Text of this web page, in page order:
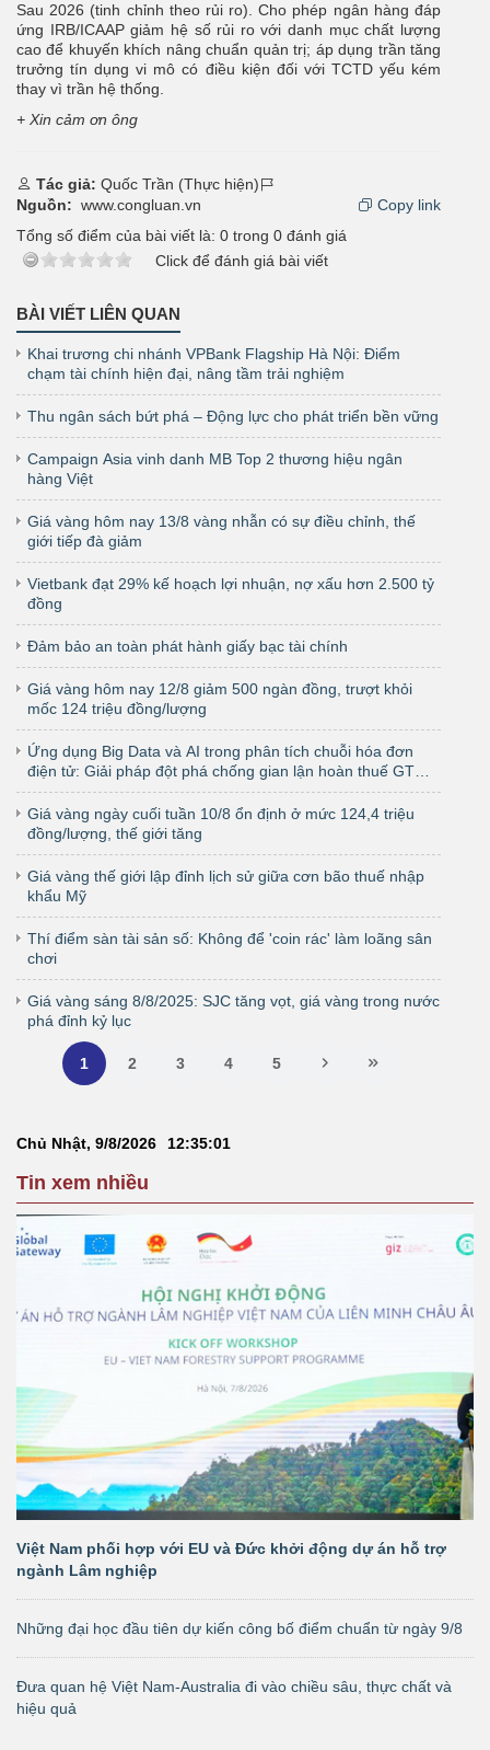
Sau 2026 (tinh chỉnh theo rủi ro). Cho phép ngân hàng đáp
ứng IRB/ICAAP giảm hệ số rủi ro với danh mục chất lượng
cao để khuyến khích nâng chuẩn quản trị; áp dụng trần tăng
trưởng tín dụng vi mô có điều kiện đối với TCTD yếu kém
thay vì trần hệ thống.
+ Xin cảm ơn ông
Tác giả: Quốc Trần (Thực hiện)
Nguồn: www.congluan.vn
Copy link
Tổng số điểm của bài viết là: 0 trong 0 đánh giá
Click để đánh giá bài viết
BÀI VIẾT LIÊN QUAN
Khai trương chi nhánh VPBank Flagship Hà Nội: Điểm
chạm tài chính hiện đại, nâng tầm trải nghiệm
Thu ngân sách bứt phá – Động lực cho phát triển bền vững
Campaign Asia vinh danh MB Top 2 thương hiệu ngân
hàng Việt
Giá vàng hôm nay 13/8 vàng nhẫn có sự điều chỉnh, thế
giới tiếp đà giảm
Vietbank đạt 29% kế hoạch lợi nhuận, nợ xấu hơn 2.500 tỷ
đồng
Đảm bảo an toàn phát hành giấy bạc tài chính
Giá vàng hôm nay 12/8 giảm 500 ngàn đồng, trượt khỏi
mốc 124 triệu đồng/lượng
Ứng dụng Big Data và AI trong phân tích chuỗi hóa đơn
điện tử: Giải pháp đột phá chống gian lận hoàn thuế GTGT
xuất khẩu
Giá vàng ngày cuối tuần 10/8 ổn định ở mức 124,4 triệu
đồng/lượng, thế giới tăng
Giá vàng thế giới lập đỉnh lịch sử giữa cơn bão thuế nhập
khẩu Mỹ
Thí điểm sàn tài sản số: Không để 'coin rác' làm loãng sân
chơi
Giá vàng sáng 8/8/2025: SJC tăng vọt, giá vàng trong nước
phá đỉnh kỷ lục
1 2 3 4 5
Chủ Nhật, 9/8/2026 12:35:01
Tin xem nhiều
Việt Nam phối hợp với EU và Đức khởi động dự án hỗ trợ
ngành Lâm nghiệp
Những đại học đầu tiên dự kiến công bố điểm chuẩn từ ngày 9/8
Đưa quan hệ Việt Nam-Australia đi vào chiều sâu, thực chất và
hiệu quả